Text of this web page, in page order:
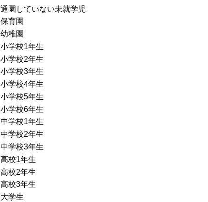
通園していない未就学児
保育園
幼稚園
小学校1年生
小学校2年生
小学校3年生
小学校4年生
小学校5年生
小学校6年生
中学校1年生
中学校2年生
中学校3年生
高校1年生
高校2年生
高校3年生
大学生